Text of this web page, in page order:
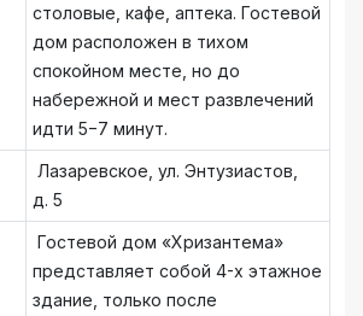
столовые, кафе, аптека. Гостевой
дом расположен в тихом
спокойном месте, но до
набережной и мест развлечений
идти 5−7 минут.
Лазаревское, ул. Энтузиастов,
д. 5
Гостевой дом «Хризантема»
представляет собой 4-х этажное
здание, только после